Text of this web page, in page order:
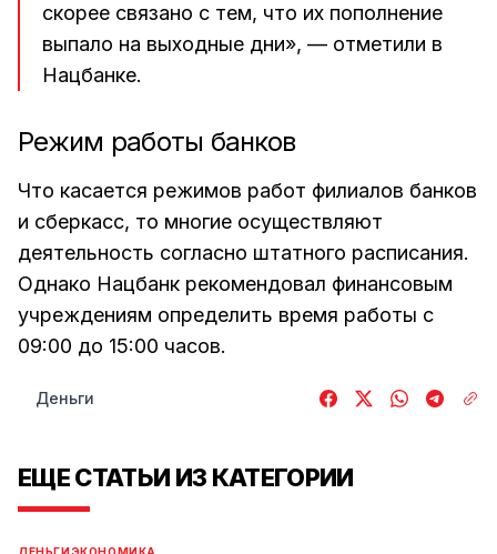
скорее связано с тем, что их пополнение
выпало на выходные дни», — отметили в
Нацбанке.
Режим работы банков
Что касается режимов работ филиалов банков
и сберкасс, то многие осуществляют
деятельность согласно штатного расписания.
Однако Нацбанк рекомендовал финансовым
учреждениям определить время работы с
09:00 до 15:00 часов.
Деньги
ЕЩЕ СТАТЬИ ИЗ КАТЕГОРИИ